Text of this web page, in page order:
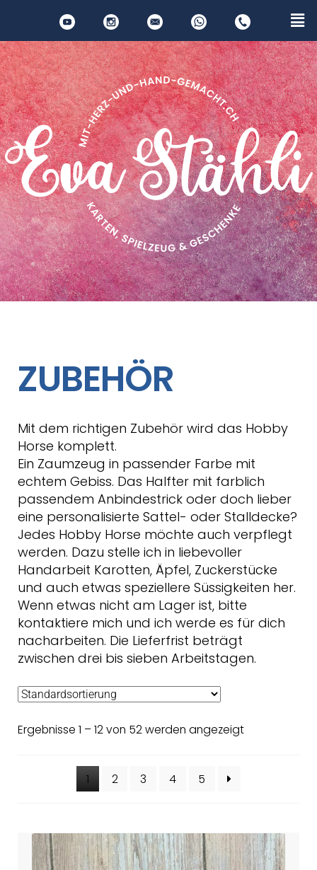
ZUBEHÖR
Mit dem richtigen Zubehör wird das Hobby
Horse komplett.
Ein Zaumzeug in passender Farbe mit
echtem Gebiss. Das Halfter mit farblich
passendem Anbindestrick oder doch lieber
eine personalisierte Sattel- oder Stalldecke?
Jedes Hobby Horse möchte auch verpflegt
werden. Dazu stelle ich in liebevoller
Handarbeit Karotten, Äpfel, Zuckerstücke
und auch etwas speziellere Süssigkeiten her.
Wenn etwas nicht am Lager ist, bitte
kontaktiere mich und ich werde es für dich
nacharbeiten. Die Lieferfrist beträgt
zwischen drei bis sieben Arbeitstagen.
Ergebnisse 1 – 12 von 52 werden angezeigt
1 2 3 4 5